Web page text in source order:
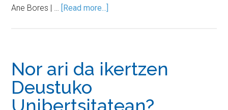
Ane Bores | … [Read more...]
Nor ari da ikertzen
Deustuko
Unibertsitatean?